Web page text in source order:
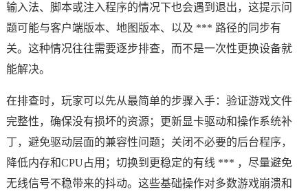
输入法、脚本或注入程序的情况下也会遇到退出，这提示问
题可能与客户端版本、地图版本、以及 *** 路径的同步有
关。这种情况往往需要逐步排查，而不是一次性更换设备就
能解决。
在排查时，玩家可以先从最简单的步骤入手：验证游戏文件
完整性，确保没有损坏的资源；更新显卡驱动和操作系统补
丁，避免驱动层面的兼容性问题；关闭不必要的后台程序，
降低内存和CPU占用；切换到更稳定的有线 *** ，尽量避免
无线信号不稳带来的抖动。这些基础操作对多数游戏崩溃和